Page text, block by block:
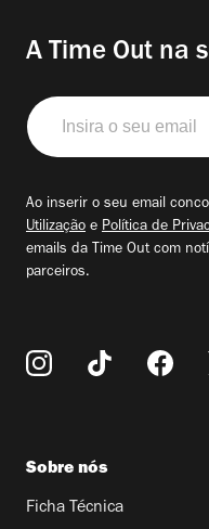
A Time Out na
Insira
o
seu
Ao inserir o seu email
Utilização e Política de
emails da Time Out com
parceiros.
Sobre nós
Ficha Técnica